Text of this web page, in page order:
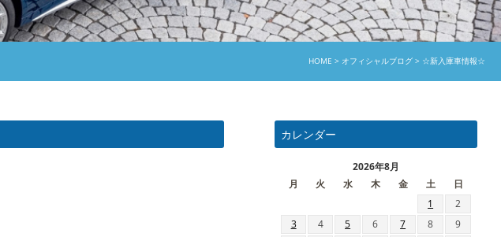
HOME オフィシャルブログ ☆新入庫車情報☆
カレンダー
2026年8月
月
火 水 木 金 土
日
1
2
3
4 5 6 7 8
9